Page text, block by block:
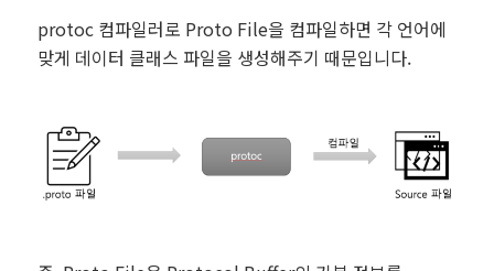
protoc 컴파일러로 Proto File을 컴파일하면 각 언어에
맞게 데이터 클래스 파일을 생성해주기 때문입니다.